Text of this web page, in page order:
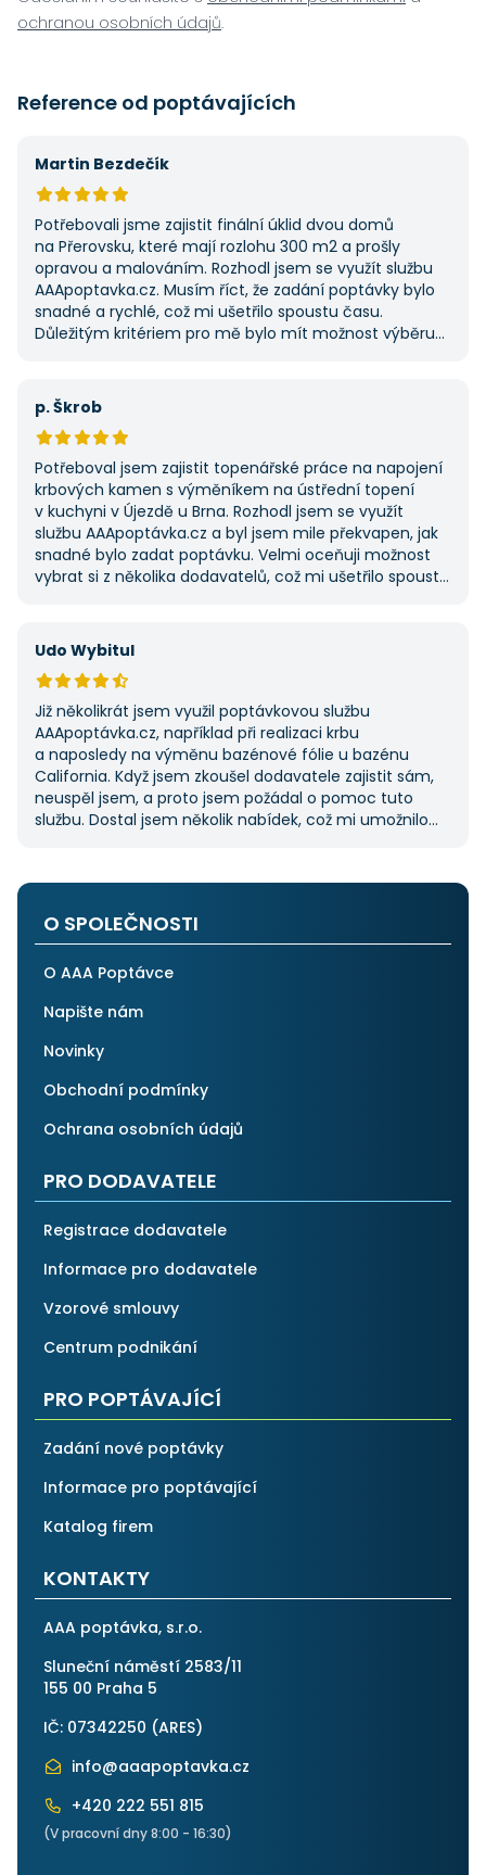
ochranou osobních údajů.
Reference od poptávajících
Martin Bezdečík
Potřebovali jsme zajistit finální úklid dvou domů
na Přerovsku, které mají rozlohu 300 m2 a prošly
opravou a malováním. Rozhodl jsem se využít službu
AAApoptavka.cz. Musím říct, že zadání poptávky bylo
snadné a rychlé, což mi ušetřilo spoustu času.
Důležitým kritériem pro mě bylo mít možnost výběru
první, ale se službou jsem byl spokojený, protože mi
umožnila najít rychlé řešení. Vše proběhlo v pořádku
a příště jejich službu využiji znovu.
p. Škrob
Potřeboval jsem zajistit topenářské práce na napojení
krbových kamen s výměníkem na ústřední topení
v kuchyni v Újezdě u Brna. Rozhodl jsem se využít
službu AAApoptávka.cz a byl jsem mile překvapen, jak
snadné bylo zadat poptávku. Velmi oceňuji možnost
vybrat si z několika dodavatelů, což mi ušetřilo spoustu
potřebovat další řemeslné práce.
Udo Wybitul
Již několikrát jsem využil poptávkovou službu
AAApoptávka.cz, například při realizaci krbu
a naposledy na výměnu bazénové fólie u bazénu
California. Když jsem zkoušel dodavatele zajistit sám,
neuspěl jsem, a proto jsem požádal o pomoc tuto
službu. Dostal jsem několik nabídek, což mi umožnilo
i ostatním.
O SPOLEČNOSTI
O AAA Poptávce
Napište nám
Novinky
Obchodní podmínky
Ochrana osobních údajů
PRO DODAVATELE
Registrace dodavatele
Informace pro dodavatele
Vzorové smlouvy
Centrum podnikání
PRO POPTÁVAJÍCÍ
Zadání nové poptávky
Informace pro poptávající
Katalog firem
KONTAKTY
AAA poptávka, s.r.o.
Sluneční náměstí 2583/11
155 00 Praha 5
IČ: 07342250 (ARES)
info@aaapoptavka.cz
+420 222 551 815
(V pracovní dny 8:00 - 16:30)